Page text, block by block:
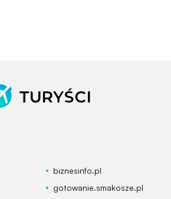
biznesinfo.pl
gotowanie.smakosze.pl